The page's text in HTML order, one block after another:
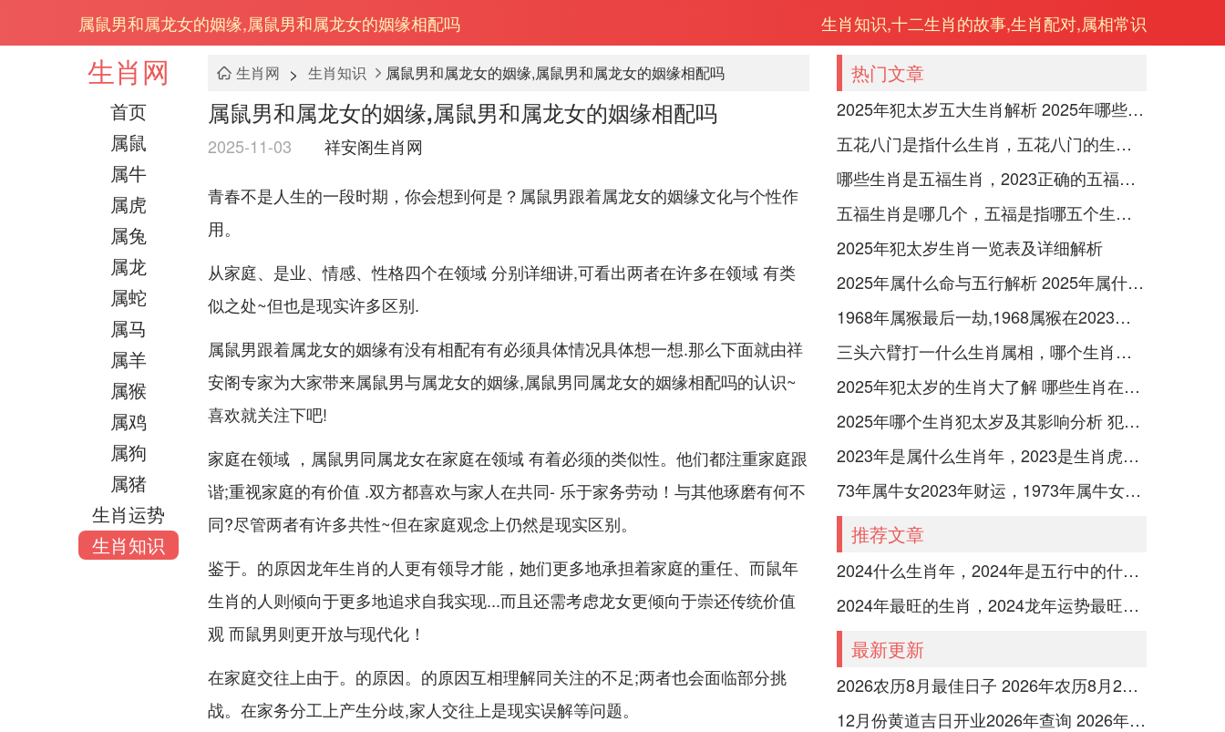
属鼠男和属龙女的姻缘,属鼠男和属龙女的姻缘相配吗 生肖知识,十二生肖的故事,生肖配对,属相常识
生肖网
首页
属鼠
属牛
属虎
属兔
属龙
属蛇
属马
属羊
属猴
属鸡
属狗
属猪
生肖运势
生肖知识
生肖网 > 生肖知识 属鼠男和属龙女的姻缘,属鼠男和属龙女的姻缘相配吗
属鼠男和属龙女的姻缘,属鼠男和属龙女的姻缘相配吗
2025-11-03 祥安阁生肖网
青春不是人生的一段时期，你会想到何是？属鼠男跟着属龙女的姻缘文化与个性作
用。
从家庭、是业、情感、性格四个在领域 分别详细讲,可看出两者在许多在领域 有类
似之处~但也是现实许多区别.
属鼠男跟着属龙女的姻缘有没有相配有有必须具体情况具体想一想.那么下面就由祥
安阁专家为大家带来属鼠男与属龙女的姻缘,属鼠男同属龙女的姻缘相配吗的认识~
喜欢就关注下吧!
家庭在领域 ，属鼠男同属龙女在家庭在领域 有着必须的类似性。他们都注重家庭跟
谐;重视家庭的有价值 .双方都喜欢与家人在共同- 乐于家务劳动！与其他琢磨有何不
同?尽管两者有许多共性~但在家庭观念上仍然是现实区别。
鉴于。的原因龙年生肖的人更有领导才能，她们更多地承担着家庭的重任、而鼠年
生肖的人则倾向于更多地追求自我实现...而且还需考虑龙女更倾向于崇还传统价值
观 而鼠男则更开放与现代化！
在家庭交往上由于。的原因。的原因互相理解同关注的不足;两者也会面临部分挑
战。在家务分工上产生分歧,家人交往上是现实误解等问题。
热门文章
2025年犯太岁五大生肖解析 2025年哪些生肖会犯太岁
五花八门是指什么生肖，五花八门的生肖究竟是谁？
哪些生肖是五福生肖，2023正确的五福生肖是哪5位
五福生肖是哪几个，五福是指哪五个生肖动物
2025年犯太岁生肖一览表及详细解析
2025年属什么命与五行解析 2025年属什么生肖五行属性是什么
1968年属猴最后一劫,1968属猴在2023劫数
三头六臂打一什么生肖属相，哪个生肖三头六臂
2025年犯太岁的生肖大了解 哪些生肖在2025年犯太岁
2025年哪个生肖犯太岁及其影响分析 犯太岁的生肖及化解方法解析
2023年是属什么生肖年，2023是生肖虎年还是兔年
73年属牛女2023年财运，1973年属牛女2023年每月运势怎样
推荐文章
2024什么生肖年，2024年是五行中的什么生肖年份
2024年最旺的生肖，2024龙年运势最旺的4个生肖
最新更新
2026农历8月最佳日子 2026年农历8月26日是多少号
12月份黄道吉日开业2026年查询 2026年12月黄道吉日开业大吉